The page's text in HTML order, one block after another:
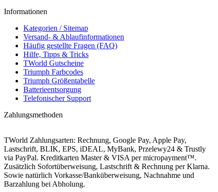
Informationen
Kategorien / Sitemap
Versand- & Ablaufinformationen
Häufig gestellte Fragen (FAQ)
Hilfe, Tipps & Tricks
TWorld Gutscheine
Triumph Farbcodes
Triumph Größentabelle
Batterieentsorgung
Telefonischer Support
Zahlungsmethoden
TWorld Zahlungsarten: Rechnung, Google Pay, Apple Pay,
Lastschrift, BLIK, EPS, iDEAL, MyBank, Przelewy24 & Trustly
via PayPal. Kreditkarten Master & VISA per micropayment™.
Zusätzlich Sofortüberweisung, Lastschrift & Rechnung per Klarna.
Sowie natürlich Vorkasse/Banküberweisung, Nachnahme und
Barzahlung bei Abholung.